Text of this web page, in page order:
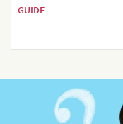
GUIDE